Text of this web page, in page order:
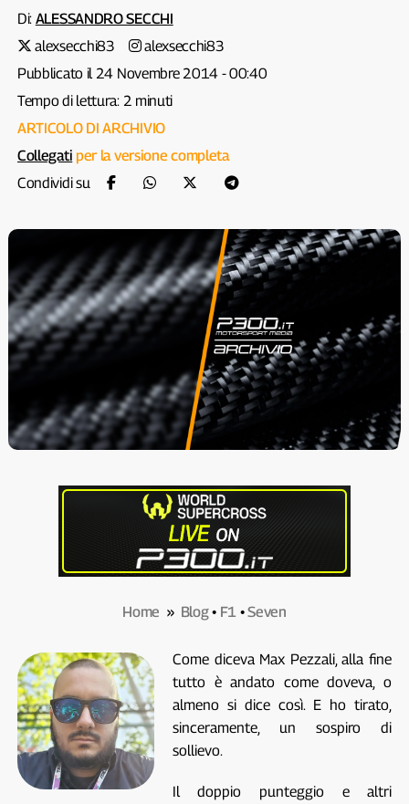
Di: ALESSANDRO SECCHI
alexsecchi83
alexsecchi83
Pubblicato il 24 Novembre 2014 - 00:40
Tempo di lettura: 2 minuti
ARTICOLO DI ARCHIVIO
Collegati per la versione completa
Condividi su
Home » Blog• F1 •Seven
Come diceva Max Pezzali, alla fine
tutto è andato come doveva, o
almeno si dice così. E ho tirato,
sinceramente, un sospiro di
sollievo.
Il doppio punteggio e altri